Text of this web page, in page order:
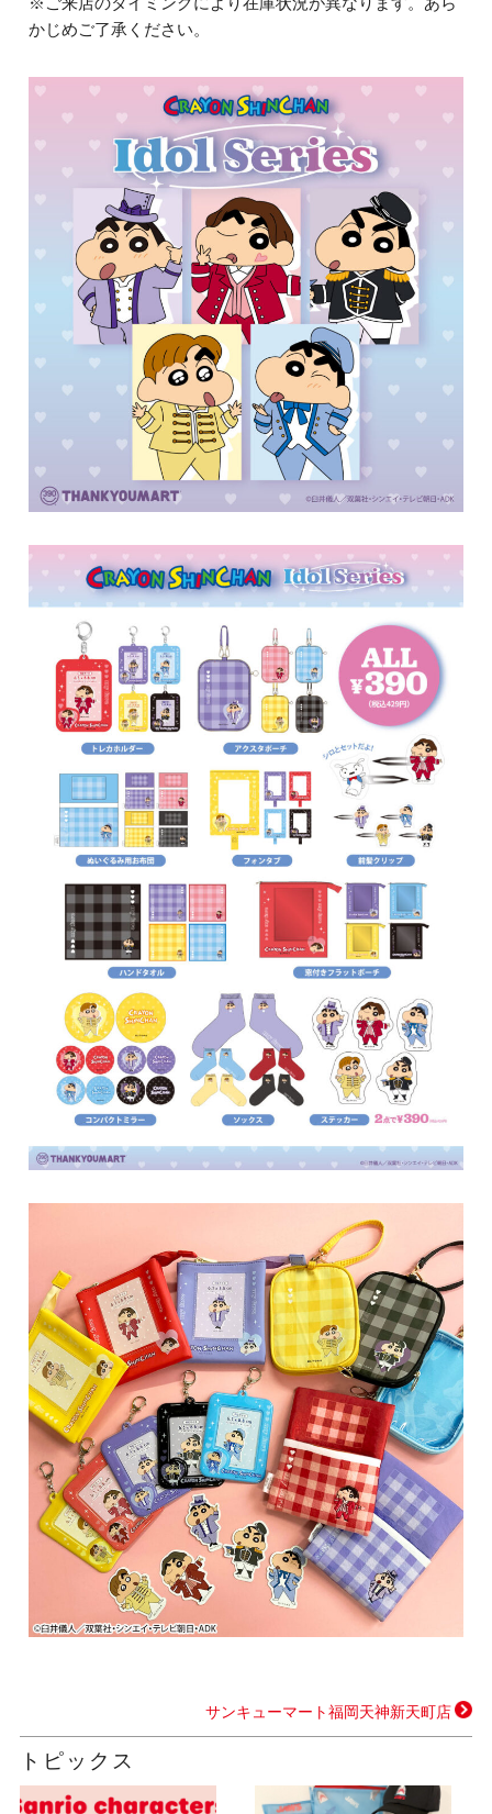
かじめご了承ください。
サンキューマート福岡天神新天町店
トピックス